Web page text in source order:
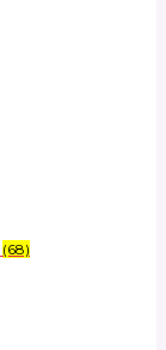
(68)